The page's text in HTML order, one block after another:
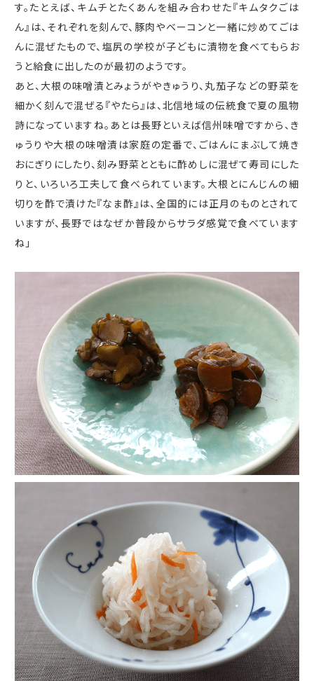
す。たとえば、キムチとたくあんを組み合わせた『キムタクごは
ん』は、それぞれを刻んで、豚肉やベーコンと一緒に炒めてごは
んに混ぜたもので、塩尻の学校が子どもに漬物を食べてもらお
うと給食に出したのが最初のようです。
あと、大根の味噌漬とみょうがやきゅうり、丸茄子などの野菜を
細かく刻んで混ぜる『やたら』は、北信地域の伝統食で夏の風物
詩になっていますね。あとは長野といえば信州味噌ですから、き
ゅうりや大根の味噌漬は家庭の定番で、ごはんにまぶして焼き
おにぎりにしたり、刻み野菜とともに酢めしに混ぜて寿司にした
りと、いろいろ工夫して食べられています。大根とにんじんの細
切りを酢で漬けた『なま酢』は、全国的には正月のものとされて
いますが、長野ではなぜか普段からサラダ感覚で食べています
ね」